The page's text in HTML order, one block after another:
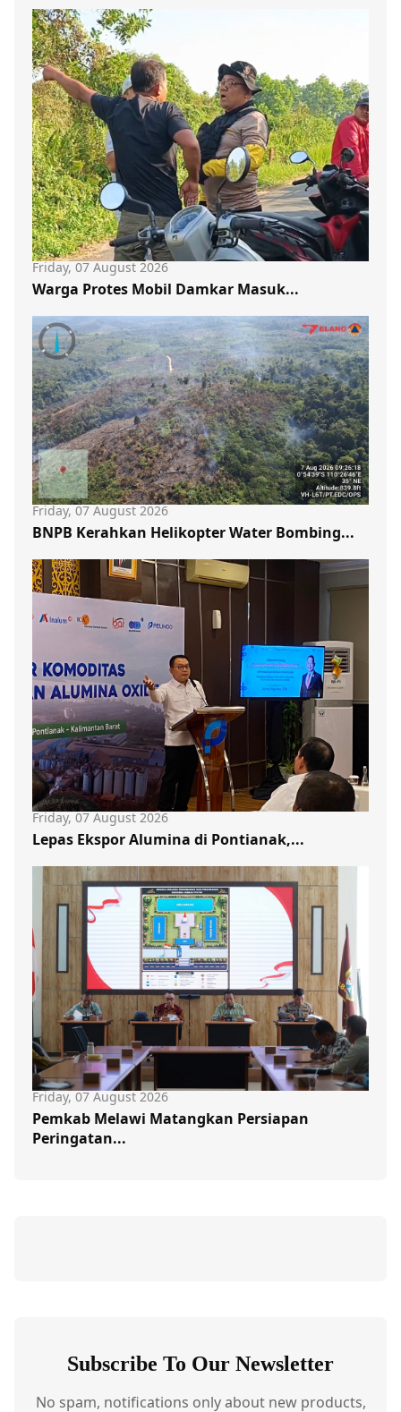
Friday, 07 August 2026
Warga Protes Mobil Damkar Masuk...
Friday, 07 August 2026
BNPB Kerahkan Helikopter Water Bombing...
Friday, 07 August 2026
Lepas Ekspor Alumina di Pontianak,...
Friday, 07 August 2026
Pemkab Melawi Matangkan Persiapan
Peringatan...
Subscribe To Our Newsletter
No spam, notifications only about new products,